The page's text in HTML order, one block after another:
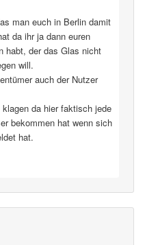
man euch in Berlin damit
da ihr ja dann euren
habt, der das Glas nicht
will.
auch der Nutzer
da hier faktisch jede
bekommen hat wenn sich
hat.